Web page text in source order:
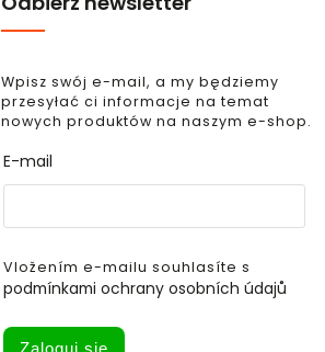
Wpisz swój e-mail, a my będziemy
przesyłać ci informacje na temat
nowych produktów na naszym e-shop.
E-mail
Vložením e-mailu souhlasíte s
podmínkami ochrany osobních údajů